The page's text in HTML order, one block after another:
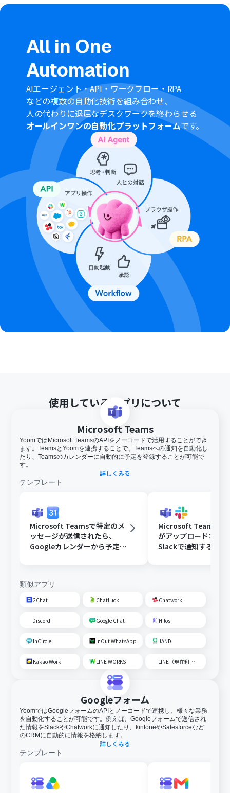
Microsoft Teamsにメッセージを送信するアクションで
また、フォームの回答内容やAIの生成結果などをメッセー
ジに含めることも可能です。
■注意事項
Googleフォーム、Microsoft TeamsのそれぞれとYoom
を連携してください。
トリガーは5分、10分、15分、30分、60分の間隔で起動
間隔を選択できます。
プランによって最短の起動間隔が異なりますので、ご注意
ください。
Microsoft365（旧Office365）には、家庭向けプランと一
般法人向けプラン（Microsoft365 Business）があり、一
般法人向けプランに加入していない場合には認証に失敗
する可能性があります。
Googleフォームをトリガーとして使用した際の回答内容
を取得する方法は「Googleフォームトリガーで、回答内
容を取得する方法」を参照ください。
All in One
Automation
AIエージェント・API・ワークフロー・RPA
などの複数の自動化技術を組み合わせ、
人の代わりに退屈なデスクワークを終わらせる
オールインワンの自動化プラットフォームです。
使用しているアプリについて
Microsoft Teams
YoomではMicrosoft TeamsのAPIをノーコードで活用することができ
ます。TeamsとYoomを連携することで、Teamsへの通知を自動化し
たり、Teamsのカレンダーに自動的に予定を登録することが可能で
す。
詳しくみる
テンプレート
Microsoft Teamsで特定のメ
ッセージが送信されたら、
Googleカレンダーから予定を
Microsoft Teamsに
がアップロードされ
Slackで通知する
類似アプリ
2Chat ChatLuck Chatwork
Discord Google Chat Hilos
InCircle InOut WhatsApp JANDI
Kakao Work LINE WORKS LINE（現在利用不可）
Googleフォーム
YoomではGoogleフォームのAPIとノーコードで連携し、様々な業務
を自動化することが可能です。例えば、Googleフォームで送信され
た情報をSlackやChatworkに通知したり、kintoneやSalesforceなど
のCRMに自動的に情報を格納します。
詳しくみる
テンプレート